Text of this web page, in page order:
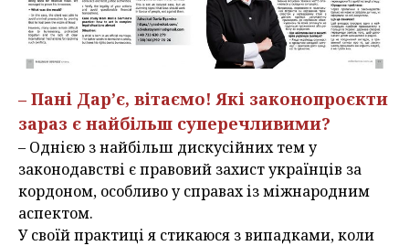
– Пані Дар’є, вітаємо! Які законопроєкти
зараз є найбільш суперечливими?
– Однією з найбільш дискусійних тем у
законодавстві є правовий захист українців за
кордоном, особливо у справах із міжнародним
аспектом.
У своїй практиці я стикаюся з випадками, коли